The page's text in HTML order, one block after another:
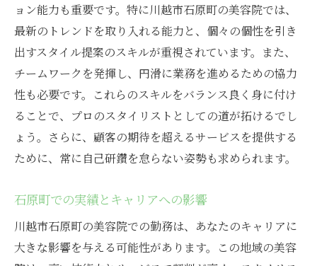
ョン能力も重要です。特に川越市石原町の美容院では、
最新のトレンドを取り入れる能力と、個々の個性を引き
出すスタイル提案のスキルが重視されています。また、
チームワークを発揮し、円滑に業務を進めるための協力
性も必要です。これらのスキルをバランス良く身に付け
ることで、プロのスタイリストとしての道が拓けるでし
ょう。さらに、顧客の期待を超えるサービスを提供する
ために、常に自己研鑽を怠らない姿勢も求められます。
石原町での実績とキャリアへの影響
川越市石原町の美容院での勤務は、あなたのキャリアに
大きな影響を与える可能性があります。この地域の美容